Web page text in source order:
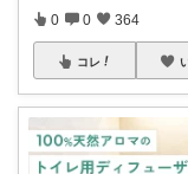
0 0 364
コレ